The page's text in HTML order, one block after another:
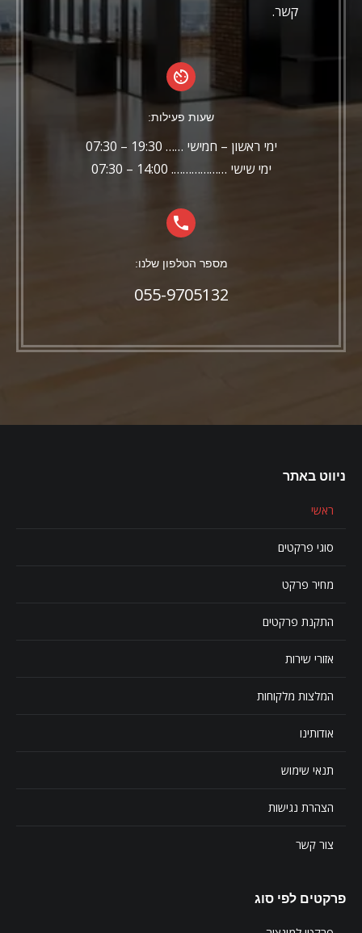
קשר.
שעות פעילות:
ימי ראשון – חמישי …… 19:30 – 07:30
ימי שישי ………………. 14:00 – 07:30
מספר הטלפון שלנו:
055-9705132
ניווט באתר
ראשי
סוגי פרקטים
מחיר פרקט
התקנת פרקטים
אזורי שירות
המלצות מלקוחות
אודותינו
תנאי שימוש
הצהרת נגישות
צור קשר
פרקטים לפי סוג